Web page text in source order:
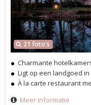
21 foto's
Charmante
Ligt op een landgoed
À la carte restaurant
Meer informatie